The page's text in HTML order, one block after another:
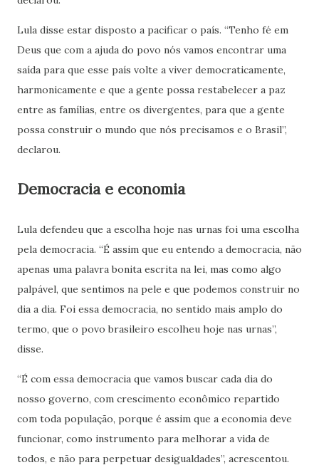
Lula disse estar disposto a pacificar o país. “Tenho fé em
Deus que com a ajuda do povo nós vamos encontrar uma
saída para que esse país volte a viver democraticamente,
harmonicamente e que a gente possa restabelecer a paz
entre as famílias, entre os divergentes, para que a gente
possa construir o mundo que nós precisamos e o Brasil”,
declarou.
Democracia e economia
Lula defendeu que a escolha hoje nas urnas foi uma escolha
pela democracia. “É assim que eu entendo a democracia, não
apenas uma palavra bonita escrita na lei, mas como algo
palpável, que sentimos na pele e que podemos construir no
dia a dia. Foi essa democracia, no sentido mais amplo do
termo, que o povo brasileiro escolheu hoje nas urnas”,
disse.
“É com essa democracia que vamos buscar cada dia do
nosso governo, com crescimento econômico repartido
com toda população, porque é assim que a economia deve
funcionar, como instrumento para melhorar a vida de
todos, e não para perpetuar desigualdades”, acrescentou.